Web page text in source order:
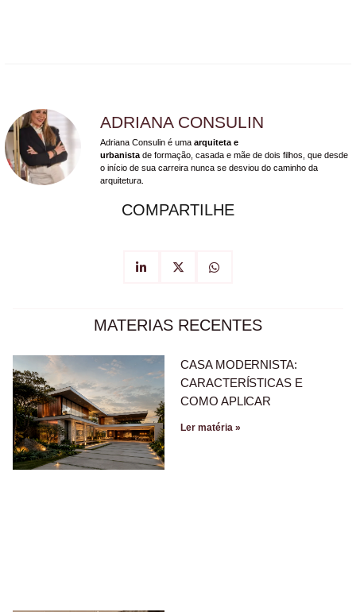
ADRIANA CONSULIN
Adriana Consulin é uma arquiteta e
urbanista de formação, casada e mãe de dois filhos, que desde
o início de sua carreira nunca se desviou do caminho da
arquitetura.
COMPARTILHE
MATERIAS RECENTES
CASA MODERNISTA:
CARACTERÍSTICAS E
COMO APLICAR
Ler matéria »